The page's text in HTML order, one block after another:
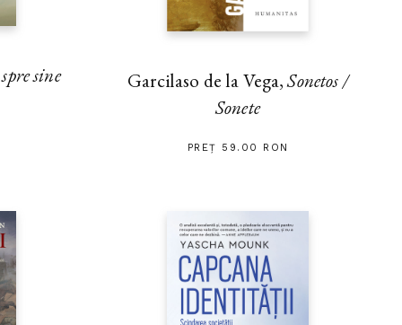
sine Garcilaso de la Vega,Sonetos /
Sonete
PREȚ 59.00 RON